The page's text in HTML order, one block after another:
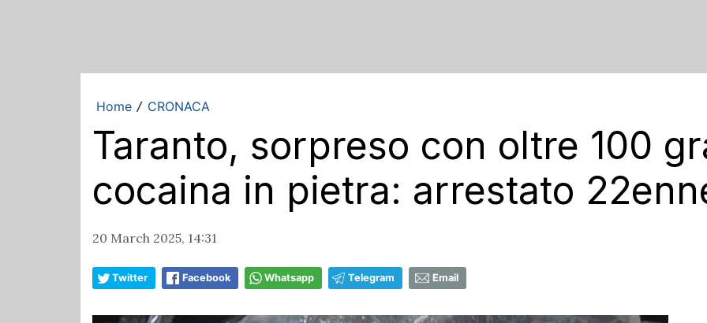
Home / CRONACA
Taranto, sorpreso con oltre 100
cocaina in pietra: arrestato
20 March 2025, 14:31
Twitter Facebook Whatsapp Telegram Email